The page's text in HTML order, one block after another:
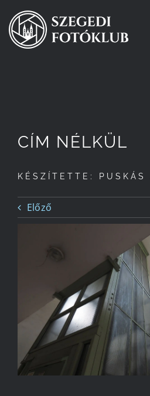
Kihagyás
Pályázatok
Tagjaink
Csatlakozz!
Kapcsolat
CÍM NÉLKÜL
KÉSZÍTETTE: PUSKÁS
Előző